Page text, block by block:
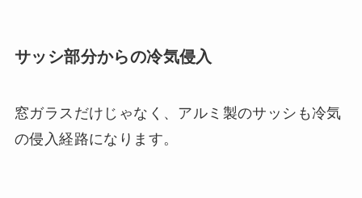
サッシ部分からの冷気侵入
窓ガラスだけじゃなく、アルミ製のサッシも冷気
の侵入経路になります。